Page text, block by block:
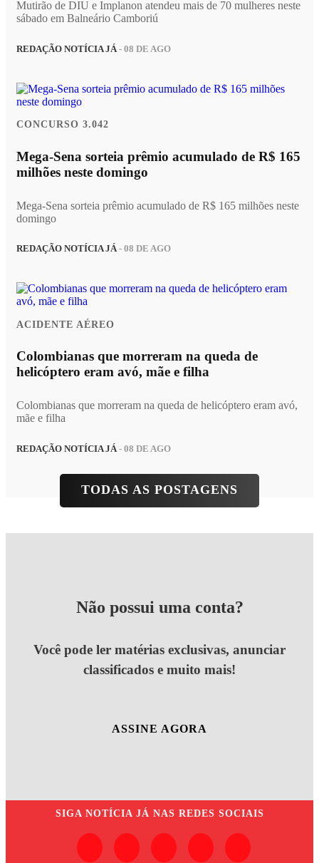
Mutirão de DIU e Implanon atendeu mais de 70 mulheres neste
sábado em Balneário Camboriú
REDAÇÃO NOTÍCIA JÁ- 08 DE AGO
CONCURSO 3.042
Mega-Sena sorteia prêmio acumulado de R$ 165
milhões neste domingo
Mega-Sena sorteia prêmio acumulado de R$ 165 milhões neste
domingo
REDAÇÃO NOTÍCIA JÁ- 08 DE AGO
ACIDENTE AÉREO
Colombianas que morreram na queda de
helicóptero eram avó, mãe e filha
Colombianas que morreram na queda de helicóptero eram avó,
mãe e filha
REDAÇÃO NOTÍCIA JÁ - 08 DE AGO
TODAS AS POSTAGENS
Não possui uma conta?
Você pode ler matérias exclusivas, anunciar
classificados e muito mais!
ASSINE AGORA
SIGA NOTÍCIA JÁ NAS REDES SOCIAIS